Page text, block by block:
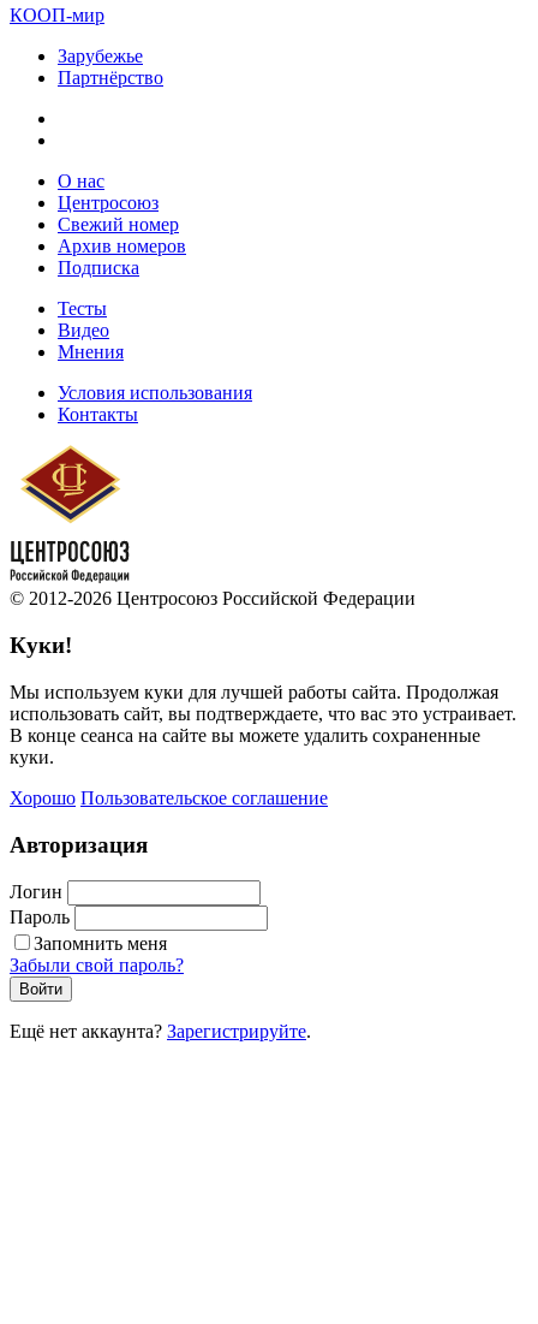
КООП-мир
Зарубежье
Партнёрство
О нас
Центросоюз
Свежий номер
Архив номеров
Подписка
Тесты
Видео
Мнения
Условия использования
Контакты
© 2012-2026 Центросоюз Российской Федерации
Куки!
Мы используем куки для лучшей работы сайта. Продолжая
использовать сайт, вы подтверждаете, что вас это устраивает.
В конце сеанса на сайте вы можете удалить сохраненные
куки.
Хорошо Пользовательское соглашение
Авторизация
Логин
Пароль
Запомнить меня
Забыли свой пароль?
Войти
Ещё нет аккаунта? Зарегистрируйте.